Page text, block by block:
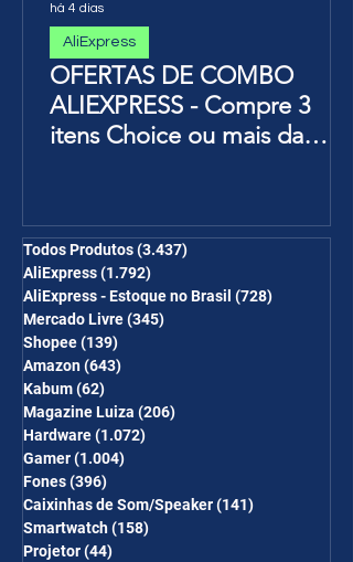
OFERTAS DE COMBO
ALIEXPRESS - Compre 3
itens Choice ou mais da
desc em 6 itens/R$25 de
desc em 10 itens) OS
CUPONS SÃO VÁLIDOS NO
COMBO
AliExpress
há 4 dias
Todos Produtos(3.437)
AliExpress(1.792)
AliExpress - Estoque no Brasil (728)
Mercado Livre(345)
Shopee(139)
Amazon(643)
Kabum(62)
Magazine Luiza (206)
Hardware(1.072)
Gamer(1.004)
Fones(396)
Caixinhas de Som/Speaker(141)
Smartwatch(158)
Projetor(44)